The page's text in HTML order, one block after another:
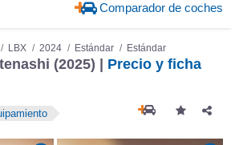
Comparador de coches
LBX 2024 Estándar
Estándar
(2025) | Precio y ficha